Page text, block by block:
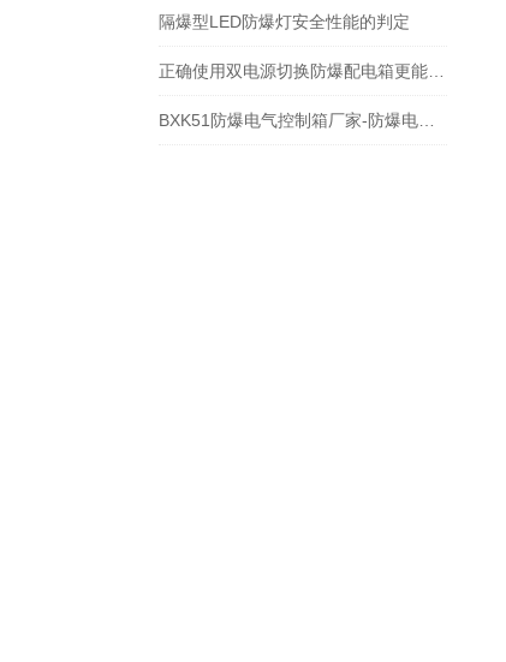
隔爆型LED防爆灯安全性能的判定